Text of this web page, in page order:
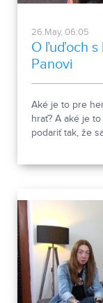
26.May, 06:05
O ľuďoch s
Panovi
Aké je to pre
hrať? A aké je
podariť tak, že